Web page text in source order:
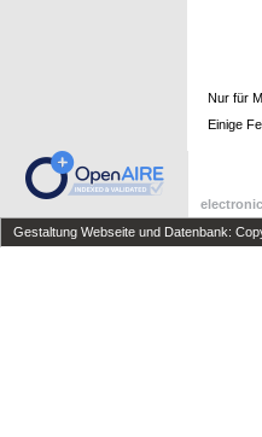
Nur für
Einige
Gestaltung Webseite und Datenbank: